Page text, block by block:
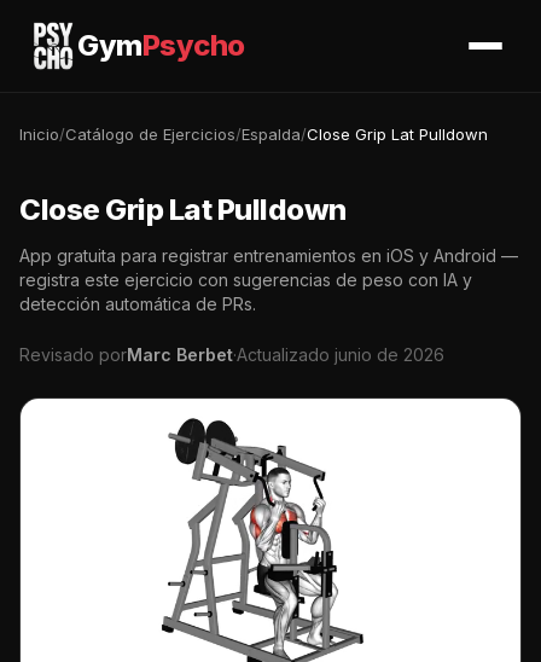
GymPsycho
Inicio/Catálogo de Ejercicios/Espalda/Close Grip Lat Pulldown
Close Grip Lat Pulldown
App gratuita para registrar entrenamientos en iOS y Android —
registra este ejercicio con sugerencias de peso con IA y
detección automática de PRs.
Revisado porMarc Berbet·Actualizado junio de 2026